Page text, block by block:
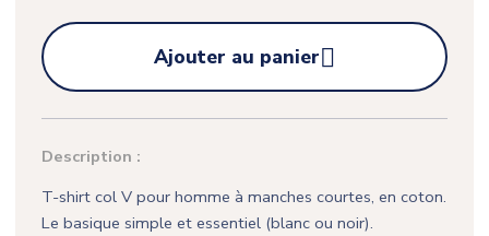

Ajouter au panier
Description :
T-shirt col V pour homme à manches courtes, en coton.
Le basique simple et essentiel (blanc ou noir).